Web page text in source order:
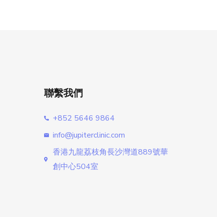
聯繫我們
+852 5646 9864
info@jupiterclinic.com
香港九龍荔枝角長沙灣道889號華
創中心504室